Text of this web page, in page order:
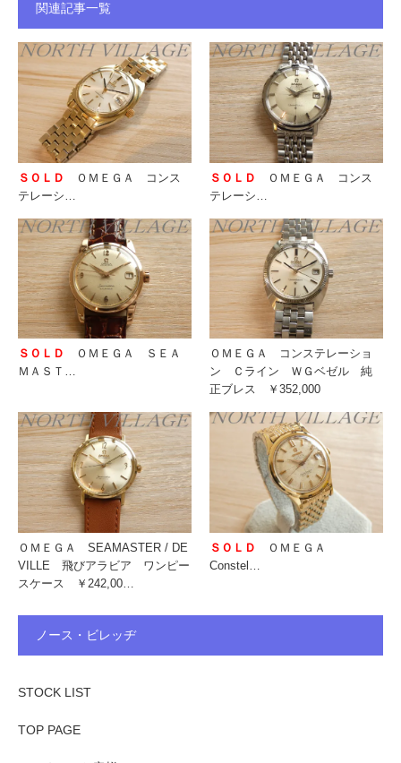
関連記事一覧
ＳＯＬＤ
ＯＭＥＧＡ コンス
テレーシ…
ＳＯＬＤ
ＯＭＥＧＡ コンス
テレーシ…
ＳＯＬＤ
ＯＭＥＧＡ ＳＥＡ
ＭＡＳＴ…
ＯＭＥＧＡ コンステレーショ
ン Ｃライン ＷＧベゼル 純
正ブレス ￥352,000
ＯＭＥＧＡ SEAMASTER / DE
VILLE 飛びアラビア ワンピー
スケース ￥242,00…
ＳＯＬＤ
ＯＭＥＧＡ
Constel…
ノース・ビレッヂ
STOCK LIST
TOP PAGE